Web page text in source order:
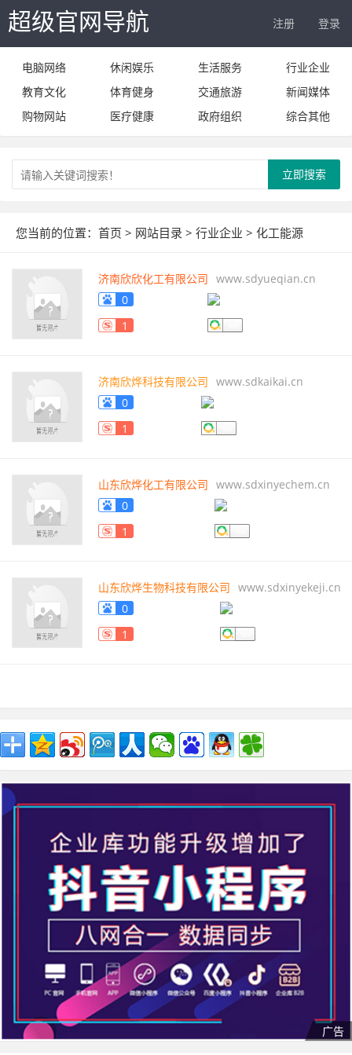
超级官网导航 注册 登录
电脑网络 休闲娱乐 生活服务
行业企业
教育文化
体育健身 交通旅游
新闻媒体
购物网站
医疗健康 政府组织 综合其他
立即搜索
您当前的位置： 首页 > 网站目录 > 行业企业 > 化工能源
济南欣欣化工有限公司 www.sdyueqian.cn
0
1
济南欣烨科技有限公司 www.sdkaikai.cn
0
1
山东欣烨化工有限公司 www.sdxinyechem.cn
0
1
山东欣烨生物科技有限公司 www.sdxinyekeji.cn
0
1